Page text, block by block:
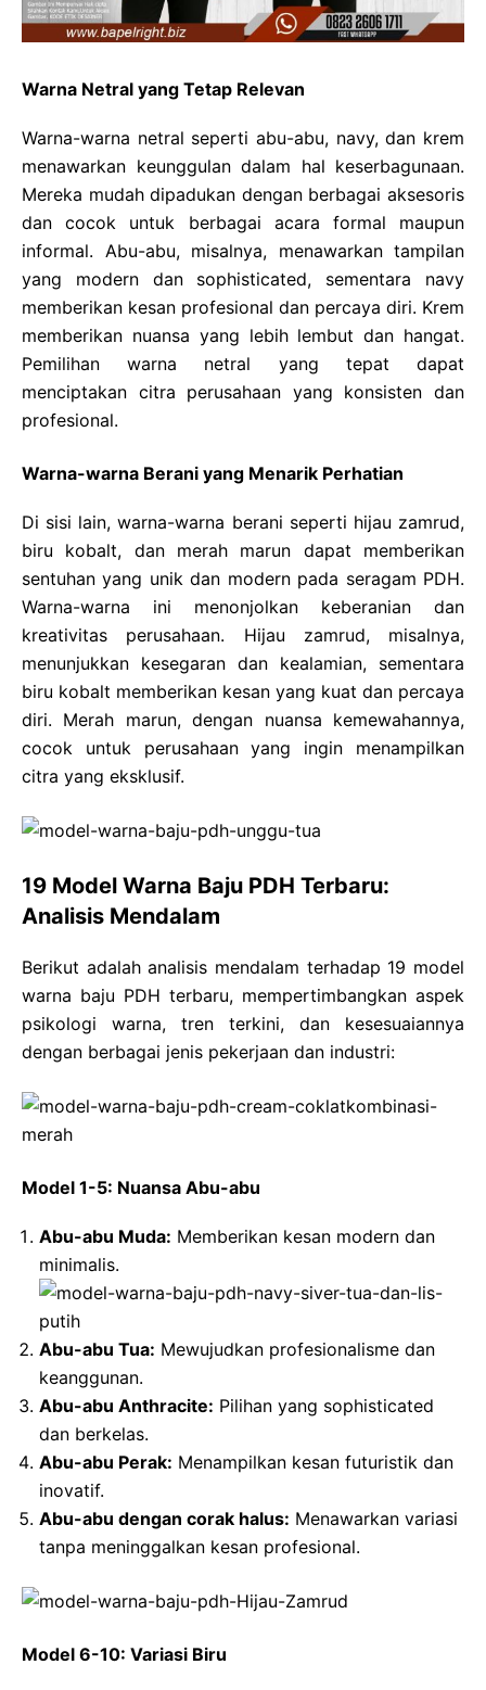
Warna Netral yang Tetap Relevan
Warna-warna netral seperti abu-abu, navy, dan krem
menawarkan keunggulan dalam hal keserbagunaan.
Mereka mudah dipadukan dengan berbagai aksesoris
dan cocok untuk berbagai acara formal maupun
informal. Abu-abu, misalnya, menawarkan tampilan
yang modern dan sophisticated, sementara navy
memberikan kesan profesional dan percaya diri. Krem
memberikan nuansa yang lebih lembut dan hangat.
Pemilihan warna netral yang tepat dapat
menciptakan citra perusahaan yang konsisten dan
profesional.
Warna-warna Berani yang Menarik Perhatian
Di sisi lain, warna-warna berani seperti hijau zamrud,
biru kobalt, dan merah marun dapat memberikan
sentuhan yang unik dan modern pada seragam PDH.
Warna-warna ini menonjolkan keberanian dan
kreativitas perusahaan. Hijau zamrud, misalnya,
menunjukkan kesegaran dan kealamian, sementara
biru kobalt memberikan kesan yang kuat dan percaya
diri. Merah marun, dengan nuansa kemewahannya,
cocok untuk perusahaan yang ingin menampilkan
citra yang eksklusif.
19 Model Warna Baju PDH Terbaru:
Analisis Mendalam
Berikut adalah analisis mendalam terhadap 19 model
warna baju PDH terbaru, mempertimbangkan aspek
psikologi warna, tren terkini, dan kesesuaiannya
dengan berbagai jenis pekerjaan dan industri:
Model 1-5: Nuansa Abu-abu
Abu-abu Muda: Memberikan kesan modern dan
minimalis.
Abu-abu Tua: Mewujudkan profesionalisme dan
keanggunan.
Abu-abu Anthracite: Pilihan yang sophisticated
dan berkelas.
Abu-abu Perak: Menampilkan kesan futuristik dan
inovatif.
Abu-abu dengan corak halus: Menawarkan variasi
tanpa meninggalkan kesan profesional.
Model 6-10: Variasi Biru